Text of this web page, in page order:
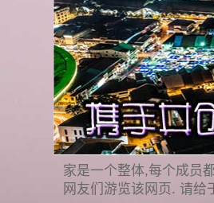
家是一个整体,每个成员
网友们游览该网页. 请给